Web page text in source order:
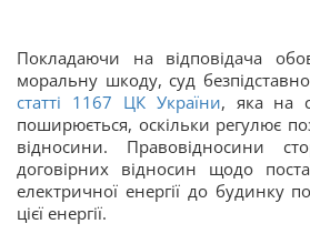
Покладаючи на відповідача
моральну шкоду, суд
статті 1167 ЦК України, яка на
поширюється, оскільки регулює
відносини. Правовідносини
договірних відносин щодо
електричної енергії до будинку
цієї енергії.